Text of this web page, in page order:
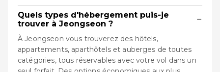
Quels types d'hébergement puis-je
trouver à Jeongseon ?
−
À Jeongseon vous trouverez des hôtels,
appartements, aparthôtels et auberges de toutes
catégories, tous réservables avec votre vol dans un